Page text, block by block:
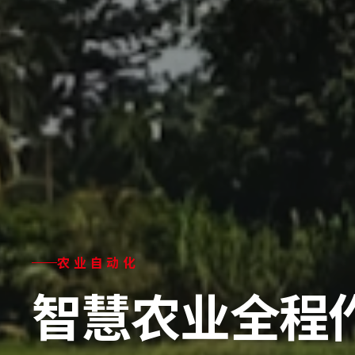
智能机器人
智械助农，高